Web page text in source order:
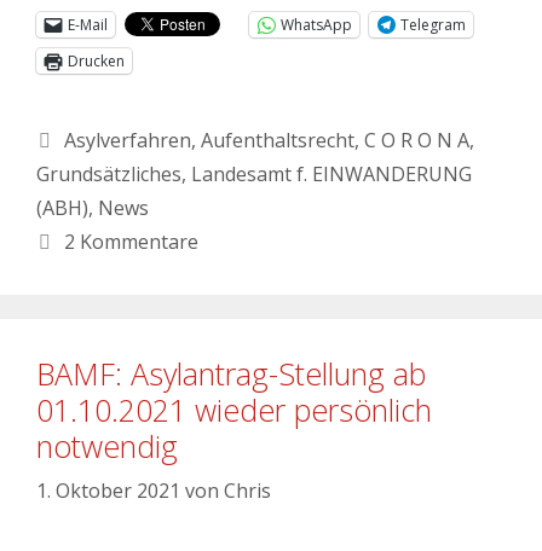
E-Mail
WhatsApp
Telegram
Drucken
Asylverfahren, Aufenthaltsrecht, C O R O N A,
Grundsätzliches, Landesamt f. EINWANDERUNG
(ABH), News
2 Kommentare
BAMF: Asylantrag-Stellung ab
01.10.2021 wieder persönlich
notwendig
1. Oktober 2021 von Chris